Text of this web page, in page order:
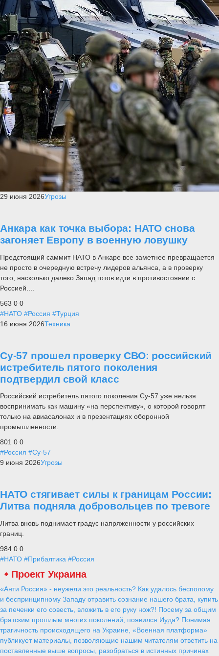
29 июня 2026Угрозы
Анкара как точка выбора: НАТО снова
загоняет Европу в военную ловушку
Предстоящий саммит НАТО в Анкаре все заметнее превращается
не просто в очередную встречу лидеров альянса, а в проверку
того, насколько далеко Запад готов идти в противостоянии с
Россией....
563 0 0
#НАТО #Россия #Турция
16 июня 2026Техника
Су-57 прошел проверку СВО: российский
истребитель пятого поколения
подтвердил свой класс
Российский истребитель пятого поколения Су-57 уже нельзя
воспринимать как машину «на перспективу», о которой говорят
только на авиасалонах и в презентациях оборонной
промышленности.
801 0 0
#Россия #Су-57
9 июня 2026Угрозы
НАТО стягивает силы к границам России:
Литва подняла добровольцев по тревоге
Литва вновь поднимает градус напряженности у российских
границ.
984 0 0
#НАТО #Прибалтика #Россия
Проект Украина
«Анти Россия» - неужели это реальность? Как удалось бесполому
и беспринципному Западу отравить сознание нашего брата, купить
за печенки его совесть, вложить в его руку нож?! Посему за общим
братским прошлым многих поколений, появился Иуда? Понимая
трагичность происходящего на Украине, «Военная платформа»
публикует материалы, позволяющие нашим читателям ответить на
поставленные выше вопросы, разобраться в истинных причинах